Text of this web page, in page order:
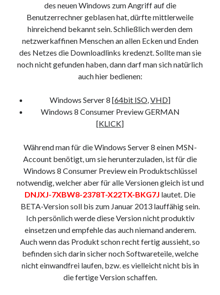
des neuen Windows zum Angriff auf die
Benutzerrechner geblasen hat, dürfte mittlerweile
hinreichend bekannt sein. Schließlich werden dem
netzwerkaffinen Menschen an allen Ecken und Enden
des Netzes die Downloadlinks kredenzt. Sollte man sie
noch nicht gefunden haben, dann darf man sich natürlich
auch hier bedienen:
Windows Server 8 [64bit ISO,VHD]
Windows 8 Consumer Preview GERMAN
[KLICK]
Während man für die Windows Server 8 einen MSN-
Account benötigt, um sie herunterzuladen, ist für die
Windows 8 Consumer Preview ein Produktschlüssel
notwendig, welcher aber für alle Versionen gleich ist und
DNJXJ-7XBW8-2378T-X22TX-BKG7J lautet. Die
BETA-Version soll bis zum Januar 2013 lauffähig sein.
Ich persönlich werde diese Version nicht produktiv
einsetzen und empfehle das auch niemand anderem.
Auch wenn das Produkt schon recht fertig aussieht, so
befinden sich darin sicher noch Softwareteile, welche
nicht einwandfrei laufen, bzw. es vielleicht nicht bis in
die fertige Version schaffen.